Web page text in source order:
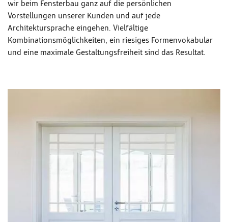
wir beim Fensterbau ganz auf die persönlichen
Vorstellungen unserer Kunden und auf jede
Architektursprache eingehen. Vielfältige
Kombinationsmöglichkeiten, ein riesiges Formenvokabular
und eine maximale Gestaltungsfreiheit sind das Resultat.